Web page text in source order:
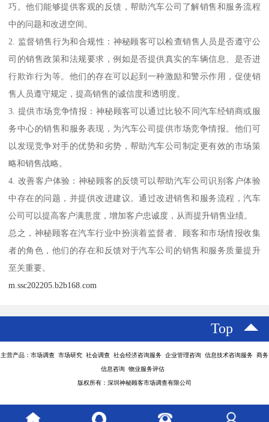
巧。他们能够提供客观的反馈，帮助汽车公司了解销售和服务流程
中的问题和改进空间。
2. 监督销售行为和合规性：神秘顾客可以检查销售人员是否遵守公
司的销售政策和法规要求，例如是否提供真实的车辆信息、是否进
行欺诈行为等。他们的存在可以起到一种激励和警示作用，促使销
售人员遵守规定，提高销售的诚信度和透明度。
3. 提供市场竞争情报：神秘顾客可以通过比较不同汽车经销商或服
务中心的销售和服务表现，为汽车公司提供市场竞争情报。他们可
以发现竞争对手的优势和劣势，帮助汽车公司制定更有效的市场策
略和销售战略。
4. 改善客户体验：神秘顾客的反馈可以帮助汽车公司识别客户体验
中存在的问题，并提供改进建议。通过改进销售和服务流程，汽车
公司可以提高客户满意度，增加客户忠诚度，从而提升销售业绩。
总之，神秘顾客在汽车行业中扮演着监督者、顾客和市场情报收集
者的角色，他们的存在和反馈对于汽车公司的销售和服务质量提升
至关重要。
m.ssc202205.b2b168.com
Top
主营产品：市场调查 市场研究 社会调查 社会经济咨询服务 企业管理咨询 信息技术咨询服务 商务
信息咨询 物业服务评估
版权所有：深圳神秘顾客市场调查有限公司